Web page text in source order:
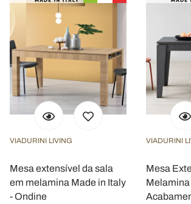
VIADURINI LIVING
Mesa extensível da sala
em melamina Made in Italy
- Ondine
VIADURINI
Mesa